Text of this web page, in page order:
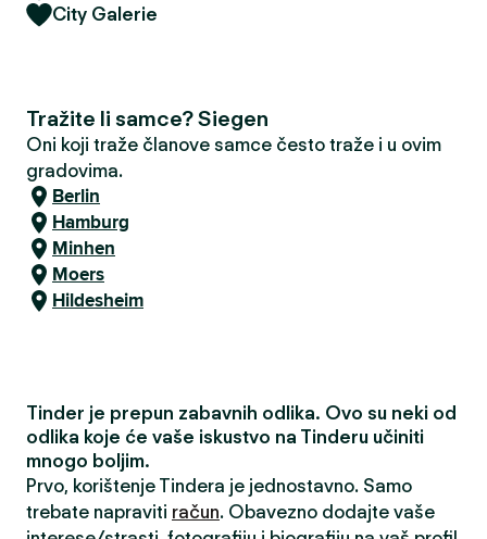
City Galerie
Tražite li samce? Siegen
Oni koji traže članove samce često traže i u ovim
gradovima.
Berlin
Hamburg
Minhen
Moers
Hildesheim
Tinder je prepun zabavnih odlika. Ovo su neki od
odlika koje će vaše iskustvo na Tinderu učiniti
mnogo boljim.
Prvo, korištenje Tindera je jednostavno. Samo
trebate napraviti račun. Obavezno dodajte vaše